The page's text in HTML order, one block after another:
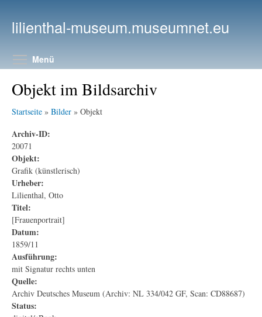
lilienthal-museum.museumnet.eu
Menü
Objekt im Bildsarchiv
Startseite » Bilder » Objekt
Archiv-ID:
20071
Objekt:
Grafik (künstlerisch)
Urheber:
Lilienthal, Otto
Titel:
[Frauenportrait]
Datum:
1859/11
Ausführung:
mit Signatur rechts unten
Quelle:
Archiv Deutsches Museum (Archiv: NL 334/042 GF, Scan: CD88687)
Status: